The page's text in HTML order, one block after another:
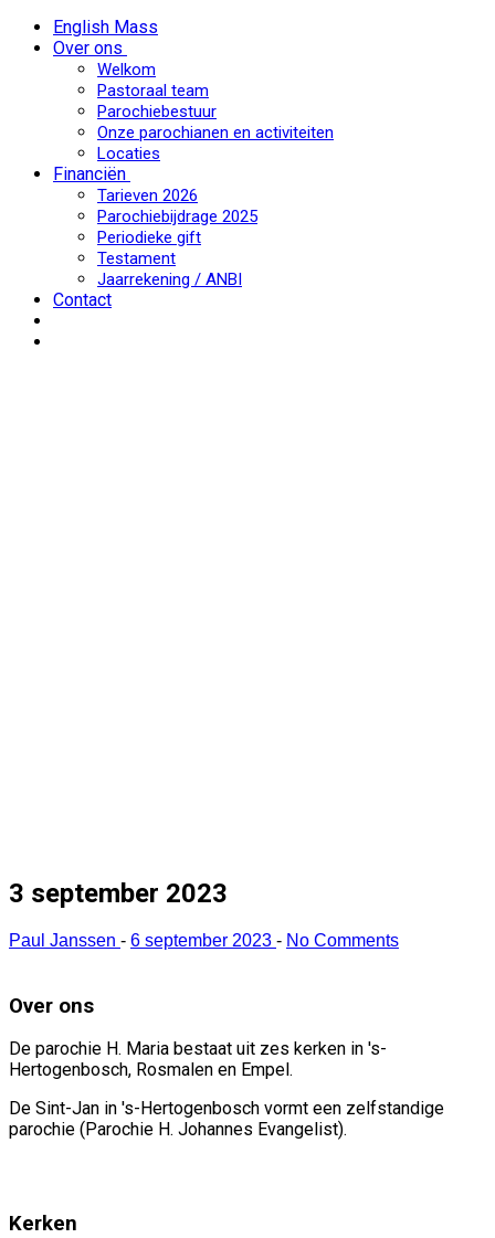
English Mass
Over ons
Welkom
Pastoraal team
Parochiebestuur
Onze parochianen en activiteiten
Locaties
Financiën
Tarieven 2026
Parochiebijdrage 2025
Periodieke gift
Testament
Jaarrekening / ANBI
Contact
3 september 2023
Paul Janssen - 6 september 2023 - No Comments
Over ons
De parochie H. Maria bestaat uit zes kerken in 's-
Hertogenbosch, Rosmalen en Empel.
De Sint-Jan in 's-Hertogenbosch vormt een zelfstandige
parochie (Parochie H. Johannes Evangelist).
Kerken